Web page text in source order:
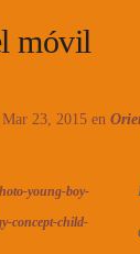
móvil
23, 2015 en